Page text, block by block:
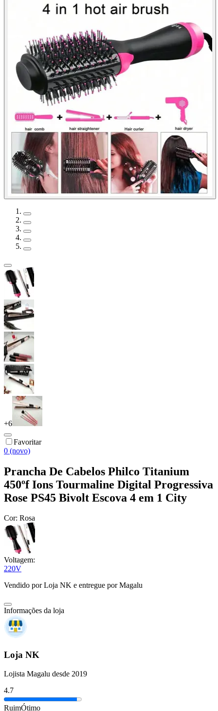
+6
Favoritar
0 (novo)
Prancha De Cabelos Philco Titanium
450ºf Ions Tourmaline Digital Progressiva
Rose PS45 Bivolt Escova 4 em 1 City
Cor: Rosa
Voltagem:
220V
Vendido porLoja NK e entregue por Magalu
Informações da loja
Loja NK
Lojista Magalu desde 2019
4.7
RuimÓtimo